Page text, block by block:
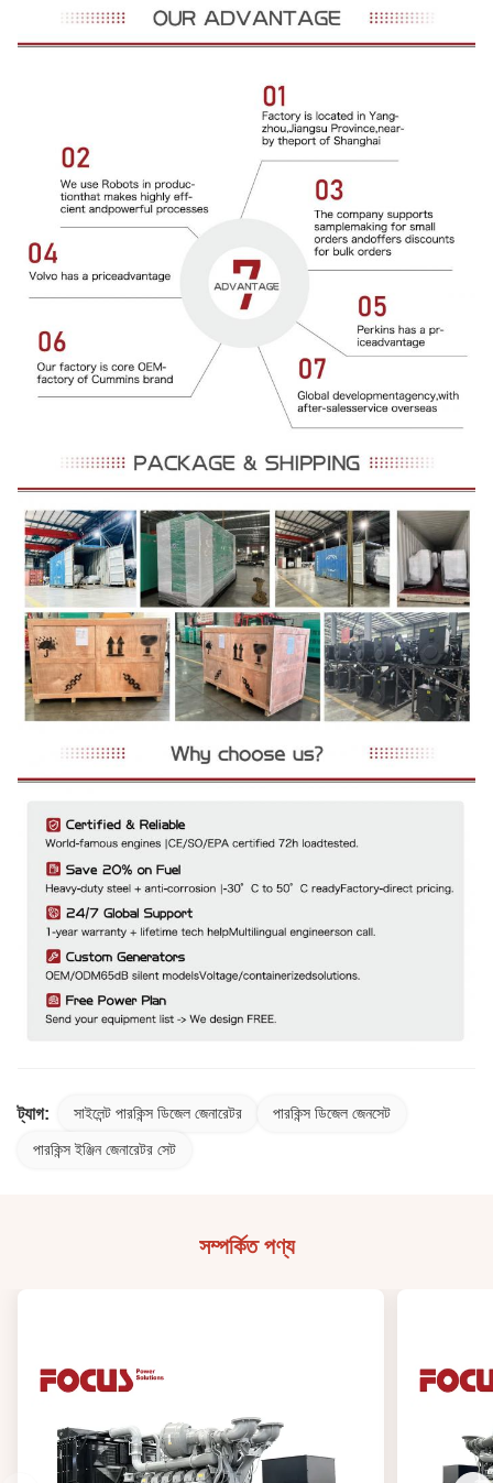
ট্যাগ: সাইলেন্ট পারকিন্স ডিজেল জেনারেটর পারকিন্স ডিজেল জেনসেট
পারকিন্স ইঞ্জিন জেনারেটর সেট
সম্পর্কিত পণ্য